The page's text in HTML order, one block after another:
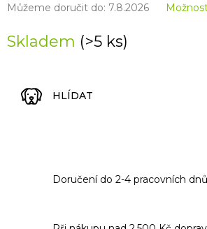
Skladem (>5 ks)
Můžeme doručit do: 7.8.2026
HLÍDAT
Doručení do 2-4 pracovních dnů